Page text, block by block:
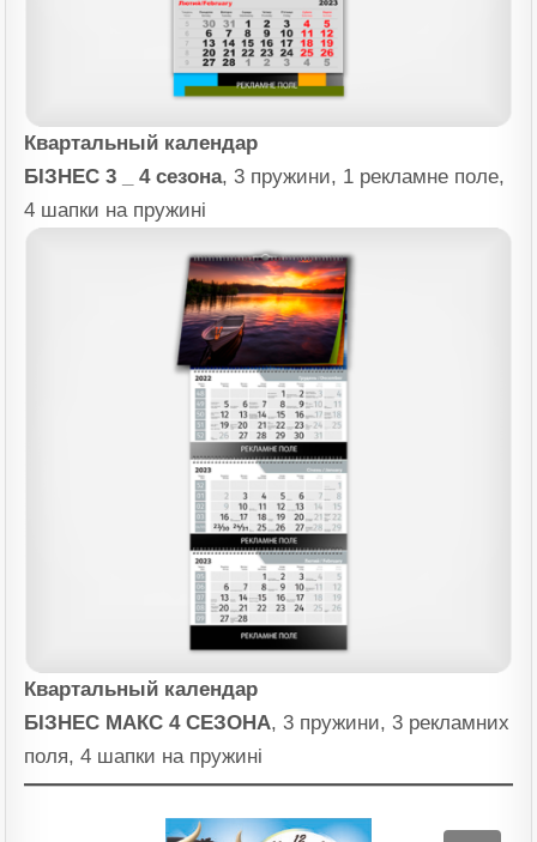
Квартальный календар
БІЗНЕС 3 _ 4 сезона, 3 пружини, 1 рекламне поле,
4 шапки на пружині
Квартальный календар
БІЗНЕС МАКС 4 СЕЗОНА, 3 пружини, 3 рекламних
поля, 4 шапки на пружині